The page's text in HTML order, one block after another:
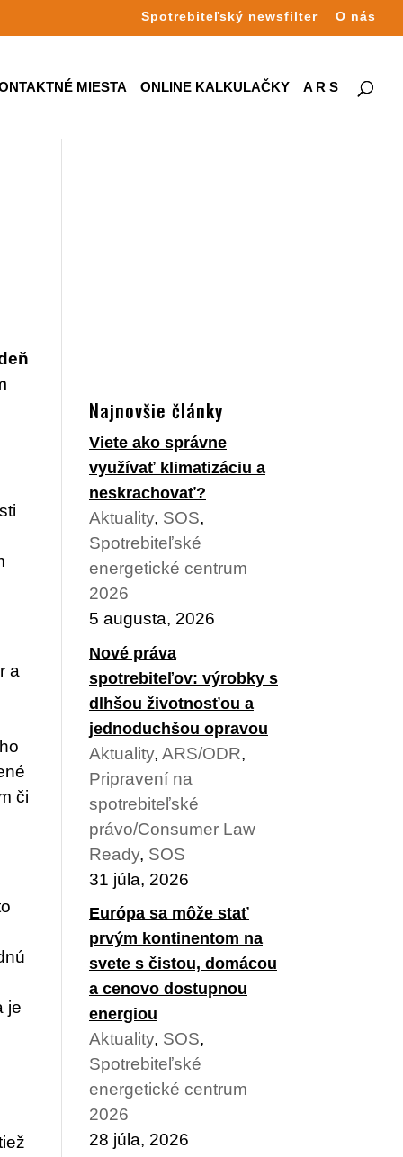
Spotrebiteľský newsfilter O nás
MIESTA ONLINE KALKULAČKY A R S
a
či
je
Najnovšie články
Viete ako správne
využívať klimatizáciu a
neskrachovať?
Aktuality, SOS,
Spotrebiteľské
energetické centrum
2026
5 augusta, 2026
Nové práva
spotrebiteľov: výrobky s
dlhšou životnosťou a
jednoduchšou opravou
Aktuality, ARS/ODR,
Pripravení na
spotrebiteľské
právo/Consumer Law
Ready, SOS
31 júla, 2026
Európa sa môže stať
prvým kontinentom na
svete s čistou, domácou
a cenovo dostupnou
energiou
Aktuality, SOS,
Spotrebiteľské
energetické centrum
2026
28 júla, 2026